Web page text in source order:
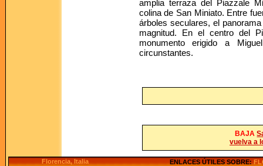
amplia terraza del Piazzale
colina de San Miniato. Entre
árboles seculares, el
magnitud. En el centro del
monumento erigido a
circunstantes.
BAJA
vuelva a
Florencia, Italia ENLACES ÚTILES SOBRE: